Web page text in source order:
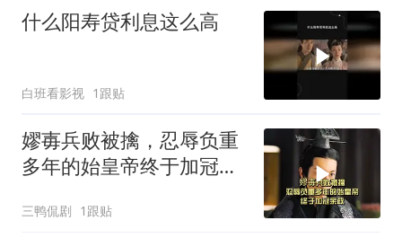
什么阳寿贷利息这么高
白班看影视 1跟贴
嫪毐兵败被擒，忍辱负重
多年的始皇帝终于加冠亲
三鸭侃剧 1跟贴